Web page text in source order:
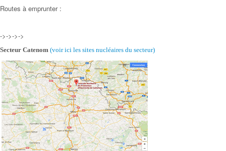
Routes à emprunter :
->->->->
Secteur Catenom (voir ici les sites nucléaires du secteur)